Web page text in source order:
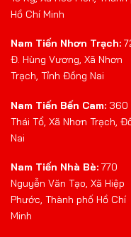
Hồ Chí Minh
Nam Tiến Nhơn Trạch:
Đ. Hùng Vương, Xã Nhơn
Trạch, Tỉnh Đồng Nai
Nam Tiến Bến Cam: 360
Thái Tổ, Xã Nhơn Trạch,
Nai
Nam Tiến Nhà Bè: 770
Nguyễn Văn Tạo, Xã Hiệp
Phước, Thành phố Hồ Chí
Minh